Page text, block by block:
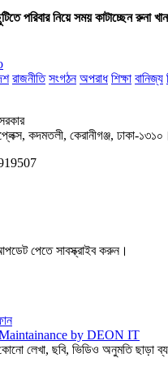
পরিবার নিয়ে সময় কাটাচ্ছেন রুনা খান
রাজনীতি সংগঠন অপরাধ শিক্ষা বানিজ্য
কদমতলী, কেরানীগঞ্জ, ঢাকা-১৩১০।
পেতে সাবস্ক্রাইব করুন।
by DEON IT
লেখা, ছবি, ভিডিও অনুমতি ছাড়া